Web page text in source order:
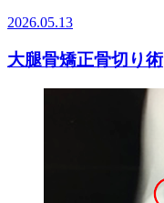
2026.05.13
大腿骨矯正骨切り術